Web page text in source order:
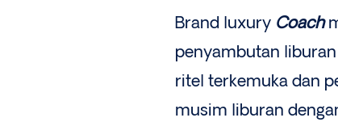
Brand luxury Coach
penyambutan
ritel terkemuka dan
musim liburan